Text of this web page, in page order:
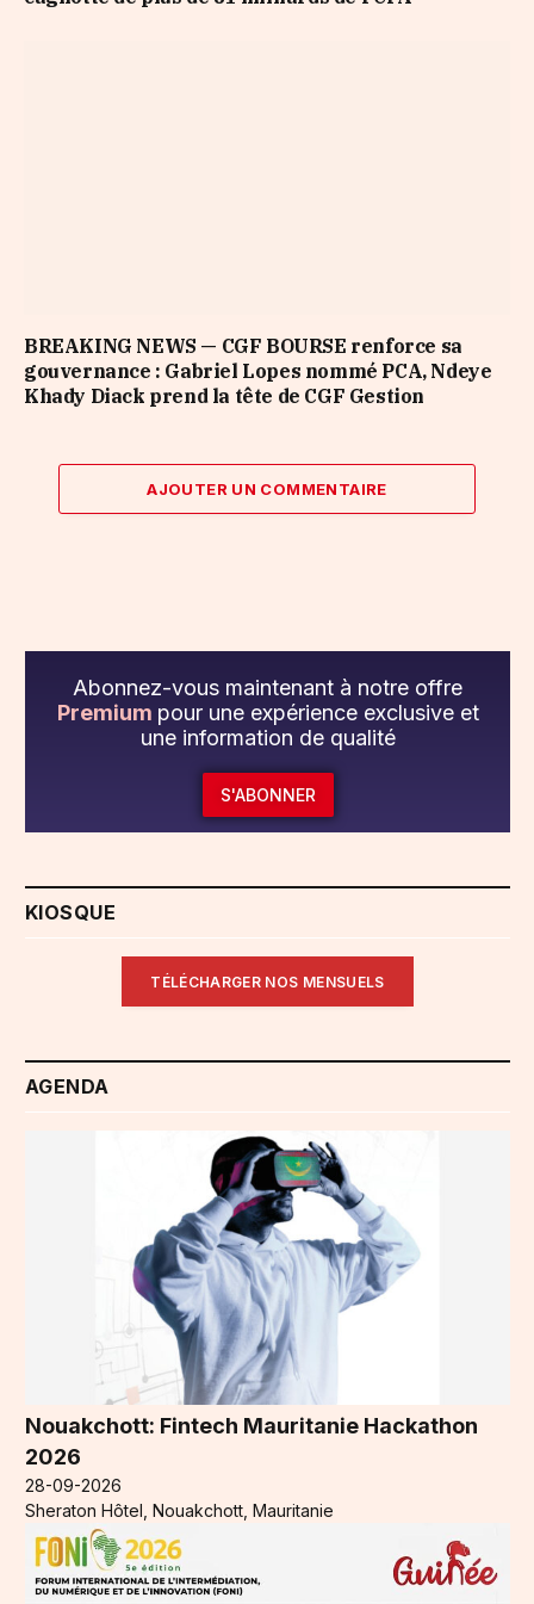
BREAKING NEWS — CGF BOURSE renforce sa
gouvernance : Gabriel Lopes nommé PCA, Ndeye
Khady Diack prend la tête de CGF Gestion
AJOUTER UN COMMENTAIRE
Abonnez-vous maintenant à notre offre
Premium pour une expérience exclusive et
une information de qualité
S'ABONNER
KIOSQUE
TÉLÉCHARGER NOS MENSUELS
AGENDA
Nouakchott: Fintech Mauritanie Hackathon
2026
28-09-2026
Sheraton Hôtel, Nouakchott, Mauritanie